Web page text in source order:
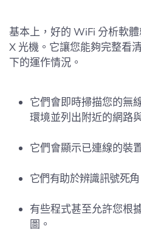
基本上，好的 WiFi 分析軟
X 光機。它讓您能夠完整看
下的運作情況。
它們會即時掃描您的無
環境並列出附近的網路
它們會顯示已連線的裝
它們有助於辨識訊號死
有些程式甚至允許您根
圖。